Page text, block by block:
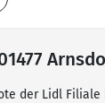
der Lidl Filiale